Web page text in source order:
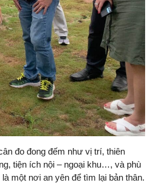
đo đong đếm như vị trí, thiên
tiện ích nội – ngoại khu…, và phù
một nơi an yên để tìm lại bản thân.